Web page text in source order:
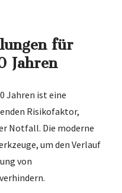
für
Jahren
Jahren ist eine
Risikofaktor,
Notfall. Die moderne
um den Verlauf
von